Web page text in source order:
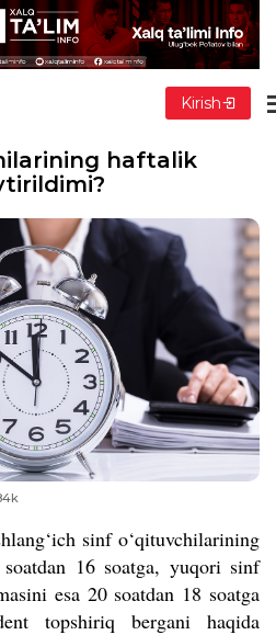
Kirish
haftalik
sinf o‘qituvchilarining
16 soatga, yuqori sinf
esa 20 soatdan 18 soatga
topshiriq bergani haqida